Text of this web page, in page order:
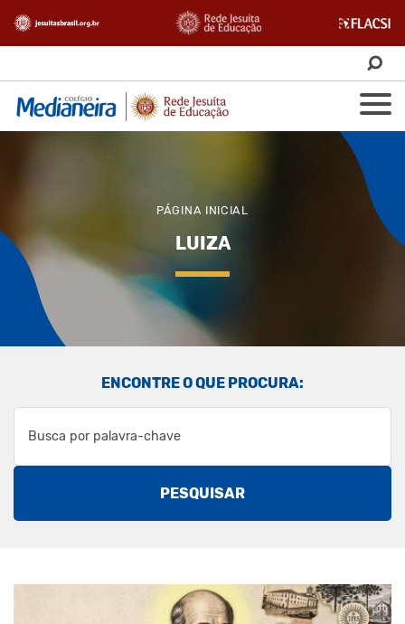
PÁGINA INICIAL
LUIZA
ENCONTRE O QUE PROCURA:
PESQUISAR